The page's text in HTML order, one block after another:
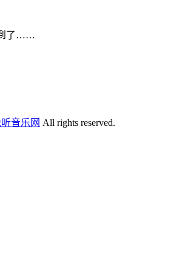
了……
音乐网 All rights reserved.